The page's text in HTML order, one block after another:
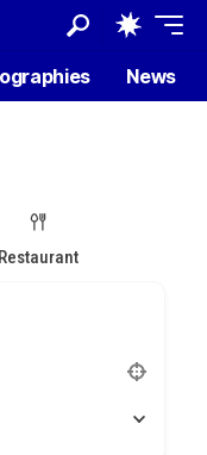
News
Restaurant